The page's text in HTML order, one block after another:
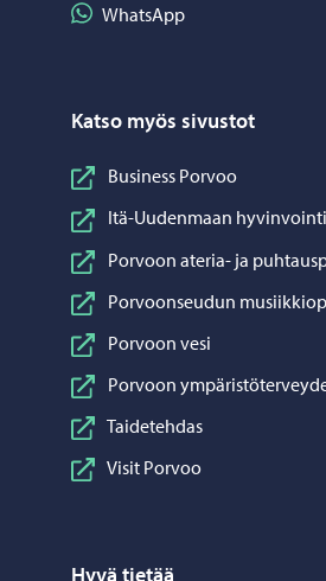
Jaa WhatsApp
WhatsApp
Katso myös sivustot
Business Porvoo
Itä-Uudenmaan
Porvoon ateria- ja
Porvoonseudun
Porvoon vesi
Porvoon
Taidetehdas
Visit Porvoo
Hyvä tietää